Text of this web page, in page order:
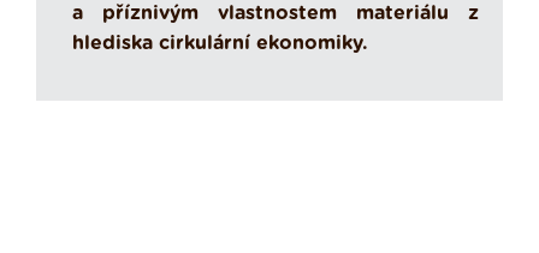
a příznivým vlastnostem materiálu z
hlediska cirkulární ekonomiky.